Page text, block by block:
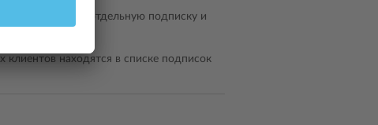
для себя отдельную подписку и
находятся в списке подписок